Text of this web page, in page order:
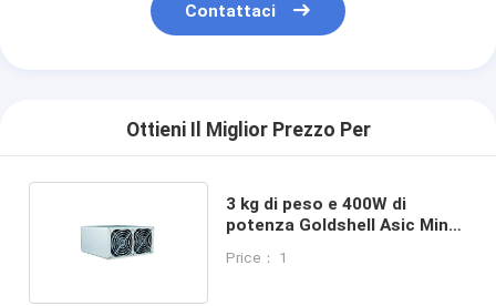
Contattaci
Ottieni Il Miglior Prezzo Per
3 kg di peso e 400W di
potenza Goldshell Asic Miner
Price： 1